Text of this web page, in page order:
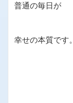
普通の毎日が
幸せの本質です。